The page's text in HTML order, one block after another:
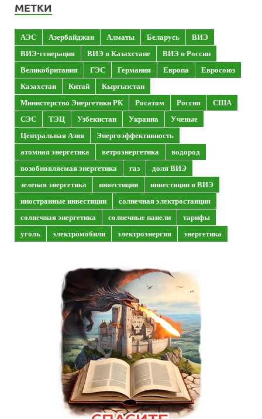
МЕТКИ
АЭС Азербайджан Алматы Беларусь
ВИЭ
ВИЭ-генерация
ВИЭ в Казахстане
ВИЭ в России
Великобритания
ГЭС Германия Европа
Евросоюз
Казахстан
Китай
Кыргызстан
Министерство Энергетики РК
Росатом Россия
США
СЭС
ТЭЦ Узбекистан Украина
Ученые
Центральная Азия
Энергоэффективность
атомная энергетика
ветроэнергетика
водород
возобновляемая энергетика
газ
доля ВИЭ
зеленая энергетика
инвестиции
инвестиции в ВИЭ
иностранные инвестиции
солнечная электростанция
солнечная энергетика
солнечные панели
тарифы
уголь
электромобили электроэнергия энергетика